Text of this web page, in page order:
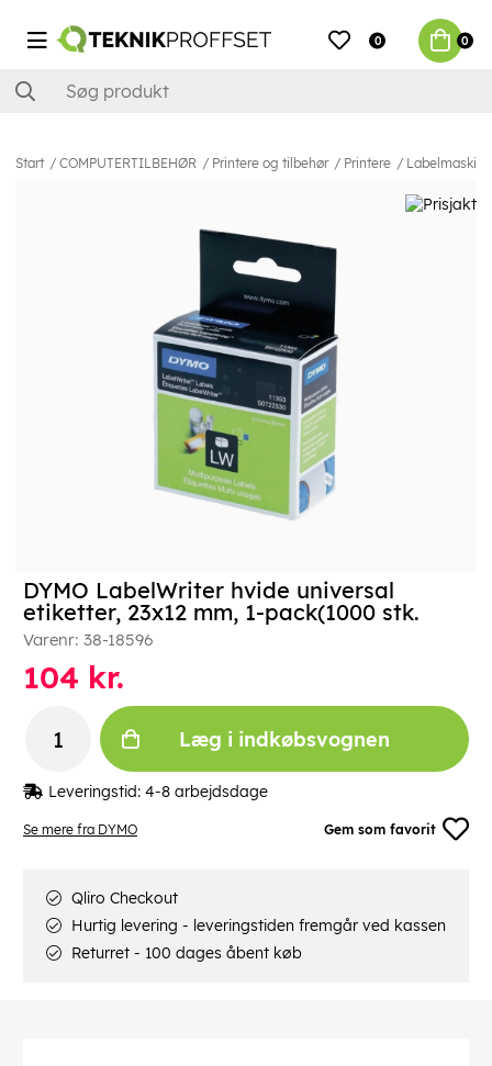
0 0
Start COMPUTERTILBEHØR Printere og tilbehør Printere
Se mere fra DYMO Gem som favorit
DYMO LabelWriter hvide universal
etiketter, 23x12 mm, 1-pack(1000 stk.
Varenr: 38-18596
104 kr.
Læg i indkøbsvognen
Leveringstid: 4-8 arbejdsdage
Qliro Checkout
Hurtig levering - leveringstiden fremgår ved kassen
Returret - 100 dages åbent køb